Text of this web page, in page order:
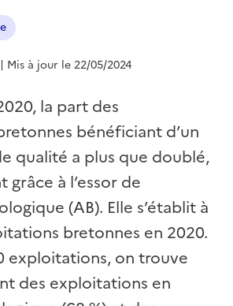
| Mis à jour le 22/05/2024
la part des
bénéficiant d’un
qualité a plus que doublé,
à l’essor de
(AB). Elle s’établit à
bretonnes en 2020.
exploitations, on trouve
des exploitations en